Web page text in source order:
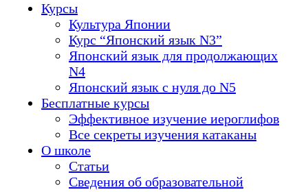
Курсы
Культура Японии
Курс “Японский язык N3”
Японский язык для продолжающих
N4
Японский язык с нуля до N5
Бесплатные курсы
Эффективное изучение иероглифов
Все секреты изучения катаканы
О школе
Статьи
Сведения об образовательной